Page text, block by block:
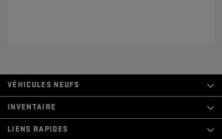
VÉHICULES NEUFS
INVENTAIRE
LIENS RAPIDES